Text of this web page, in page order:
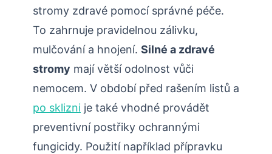
stromy zdravé pomocí správné péče.
To zahrnuje pravidelnou zálivku,
mulčování a hnojení. Silné ⁣a zdravé
stromy mají větší odolnost vůči
nemocem. V období před rašením listů ‍a
po sklizni je také vhodné provádět
preventivní postřiky ochrannými
fungicidy. Použití například přípravku